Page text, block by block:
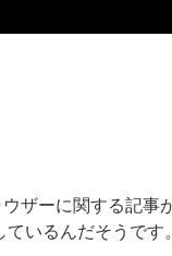
ザーに関する記事
ているんだそうで